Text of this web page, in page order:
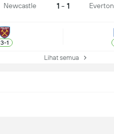
Newcastle 1 - 1 Everton
3-1
Lihat semua